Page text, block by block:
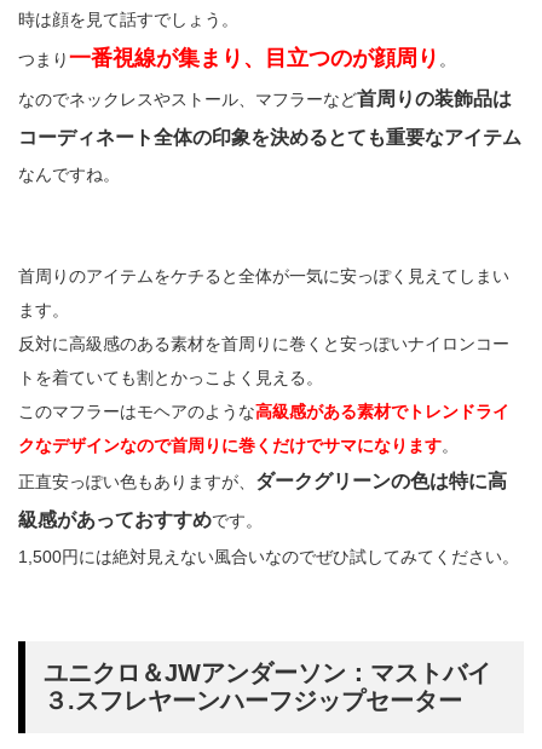
時は顔を見て話すでしょう。
つまり一番視線が集まり、目立つのが顔周り 。
なのでネックレスやストール、マフラーなど首周りの装飾品は
コーディネート全体の印象を決めるとても重要なアイテム
なんですね。
首周りのアイテムをケチると全体が一気に安っぽく見えてしまい
ます。
反対に高級感のある素材を首周りに巻くと安っぽいナイロンコー
トを着ていても割とかっこよく見える。
このマフラーはモヘアのような高級感がある素材でトレンドライ
クなデザインなので首周りに巻くだけでサマになります。
正直安っぽい色もありますが、 ダークグリーンの色は特に高
級感があっておすすめです。
1,500円には絶対見えない風合いなのでぜひ試してみてください。
ユニクロ＆JWアンダーソン：マストバイ
３.スフレヤーンハーフジップセーター